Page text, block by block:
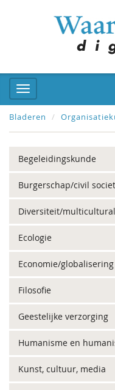
Bladeren
Begeleidingskunde
Burgerschap/civil
Diversiteit/
Ecologie
Economie/globalisering
Filosofie
Geestelijke verzorging
Humanisme en
Kunst, cultuur, media